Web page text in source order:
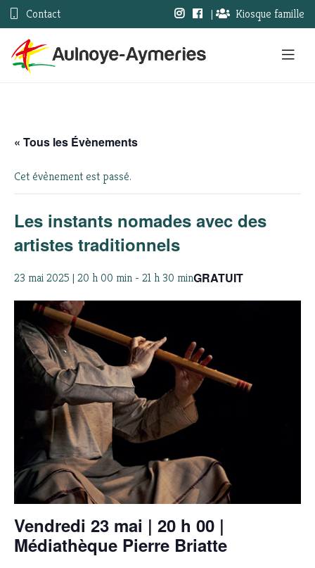
Contact | Kiosque famille
« Tous les Évènements
Cet évènement est passé.
Les instants nomades avec des
artistes traditionnels
23 mai 2025 | 20 h 00 min - 21 h 30 minGRATUIT
Vendredi 23 mai | 20 h 00 |
Médiathèque Pierre Briatte